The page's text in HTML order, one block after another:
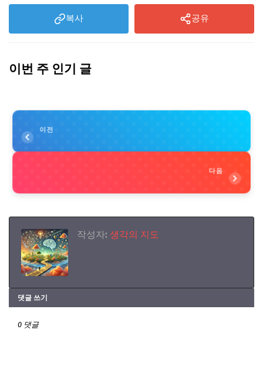
복사 공유
이번 주 인기 글
이전
다음
작성자: 생각의 지도
댓글 쓰기
0 댓글